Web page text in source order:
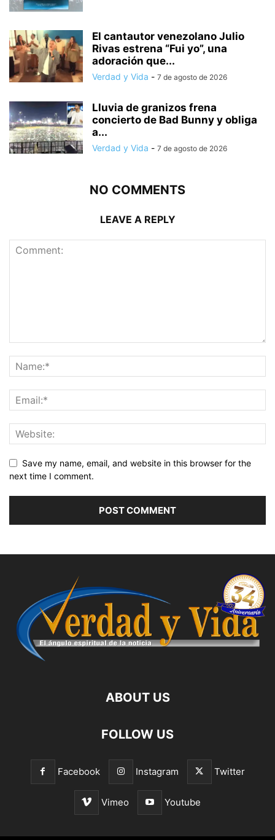
El cantautor venezolano Julio
Rivas estrena “Fui yo”, una
adoración que...
Verdad y Vida - 7 de agosto de 2026
Lluvia de granizos frena
concierto de Bad Bunny y obliga
a...
Verdad y Vida - 7 de agosto de 2026
NO COMMENTS
LEAVE A REPLY
Save my name, email, and website in this browser for the
next time I comment.
ABOUT US
FOLLOW US
Facebook Instagram Twitter
Vimeo Youtube